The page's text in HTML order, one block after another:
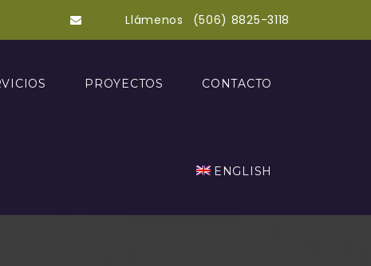
Llámenos (506) 8825-3118
PROYECTOS CONTACTO
ENGLISH